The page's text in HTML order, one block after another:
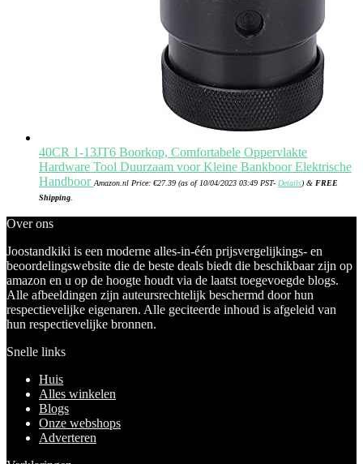
40CR 1-13JT6 Boorkop, Comfortabele Oppervlakte
Hardware Tool Duurzaam voor Kleine Bankboor Elektrische
Handboor Amazon.nl Price: €27.39 (as of 10/04/2023 03:49 PST- Details) & FREE
Shipping
Over ons
Joostandkiki is een moderne alles-in-één prijsvergelijkings- en
beoordelingswebsite die de beste deals biedt die beschikbaar zijn op
amazon en u op de hoogte houdt via de laatst toegevoegde blogs.
Alle afbeeldingen zijn auteursrechtelijk beschermd door hun
respectievelijke eigenaren. Alle geciteerde inhoud is afgeleid van
hun respectievelijke bronnen.
Snelle links
Huis
Alles winkelen
Blogs
Onze webshops
Adverteren